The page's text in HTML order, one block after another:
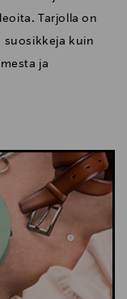
Tarjolla on
suosikkeja kuin
ja